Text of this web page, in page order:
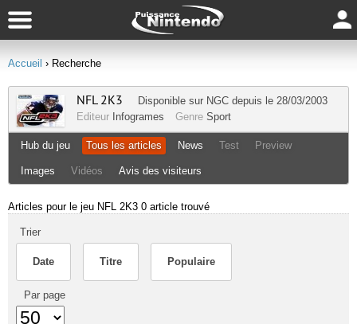
Accueil › Recherche
NFL 2K3 Disponible sur NGC depuis le 28/03/2003
Editeur Infogrames Genre Sport
Hub du jeu Tous les articles News Test Preview
Images Vidéos Avis des visiteurs
Articles pour le jeu NFL 2K3 0 article trouvé
Trier
Date Titre Populaire
Par page